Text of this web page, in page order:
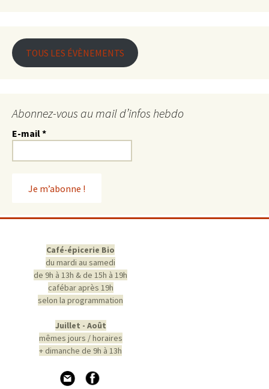
TOUS LES ÉVÈNEMENTS
Abonnez-vous au mail d’infos hebdo
E-mail*
Café-épicerie Bio
du mardi au samedi
de 9h à 13h & de 15h à 19h
cafébar après 19h
selon la programmation
Juillet - Août
mêmes jours / horaires
+ dimanche de 9h à 13h